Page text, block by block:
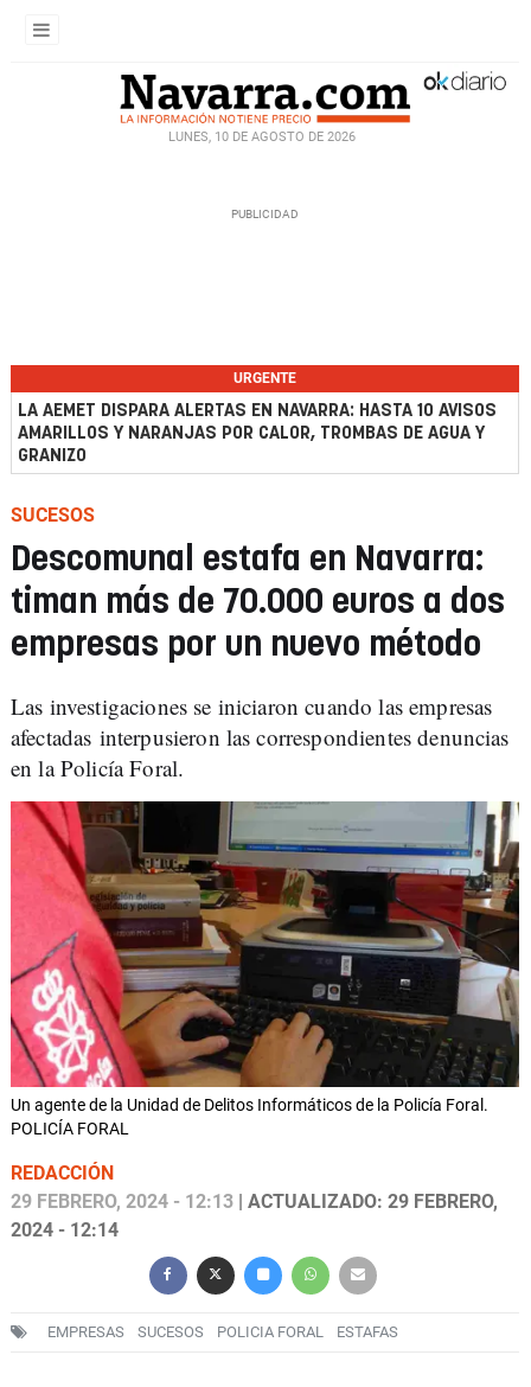
LUNES, 10 DE AGOSTO DE 2026
URGENTE
LA AEMET DISPARA ALERTAS EN NAVARRA: HASTA 10 AVISOS
AMARILLOS Y NARANJAS POR CALOR, TROMBAS DE AGUA Y
GRANIZO
SUCESOS
Descomunal estafa en Navarra:
timan más de 70.000 euros a dos
empresas por un nuevo método
Las investigaciones se iniciaron cuando las empresas
afectadas interpusieron las correspondientes denuncias
en la Policía Foral.
Un agente de la Unidad de Delitos Informáticos de la Policía Foral.
POLICÍA FORAL
REDACCIÓN
29 FEBRERO, 2024 - 12:13 | ACTUALIZADO: 29 FEBRERO,
2024 - 12:14
EMPRESAS SUCESOS POLICIA FORAL ESTAFAS